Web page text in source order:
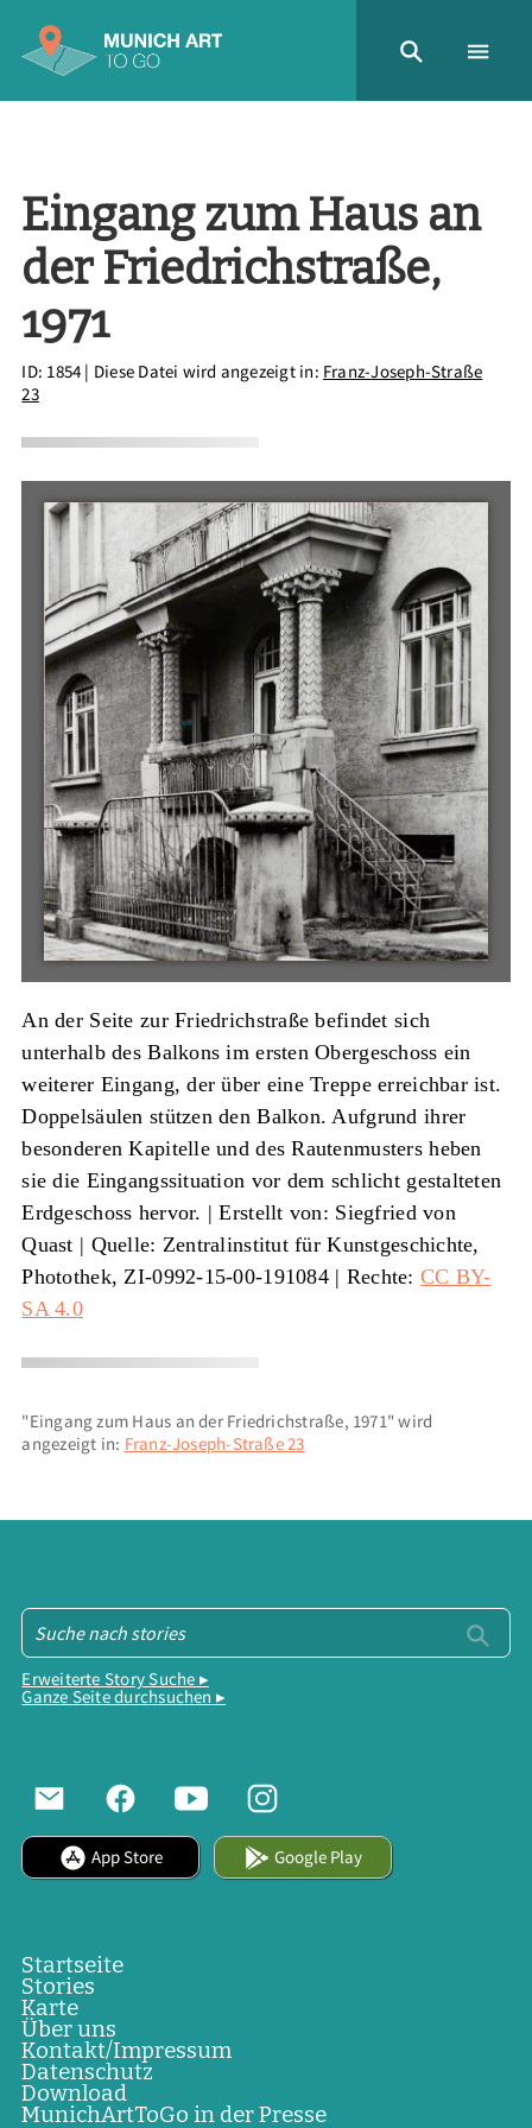
Eingang zum Haus an
der Friedrichstraße,
1971
ID: 1854 | Diese Datei wird angezeigt in: Franz-Joseph-Straße
23
An der Seite zur Friedrichstraße befindet sich
unterhalb des Balkons im ersten Obergeschoss ein
weiterer Eingang, der über eine Treppe erreichbar ist.
Doppelsäulen stützen den Balkon. Aufgrund ihrer
besonderen Kapitelle und des Rautenmusters heben
sie die Eingangssituation vor dem schlicht gestalteten
Erdgeschoss hervor. |Erstellt von: Siegfried von
Quast | Quelle: Zentralinstitut für Kunstgeschichte,
Photothek, ZI-0992-15-00-191084| Rechte: CC BY-
SA 4.0
"Eingang zum Haus an der Friedrichstraße, 1971" wird
angezeigt in: Franz-Joseph-Straße 23
Erweiterte Story Suche ▸
Ganze Seite durchsuchen ▸
App Store Google Play
Startseite
Stories
Karte
Über uns
Kontakt/Impressum
Datenschutz
Download
MunichArtToGo in der Presse